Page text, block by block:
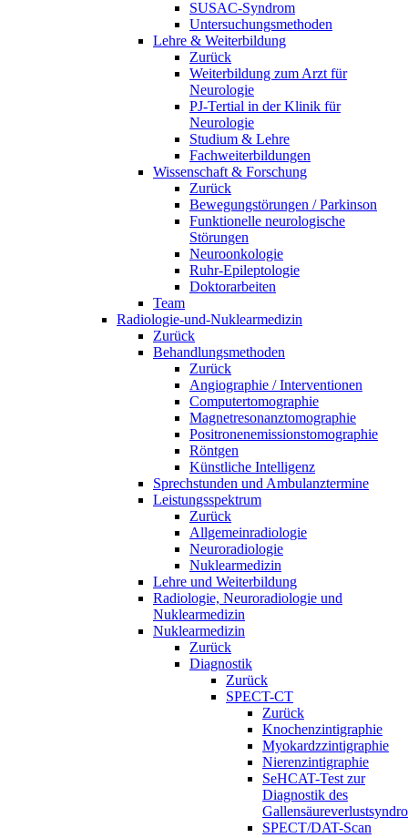
SUSAC-Syndrom
Untersuchungsmethoden
Lehre & Weiterbildung
Zurück
Weiterbildung zum Arzt für
Neurologie
PJ-Tertial in der Klinik für
Neurologie
Studium & Lehre
Fachweiterbildungen
Wissenschaft & Forschung
Zurück
Bewegungstörungen / Parkinson
Funktionelle neurologische
Störungen
Neuroonkologie
Ruhr-Epileptologie
Doktorarbeiten
Team
Radiologie-und-Nuklearmedizin
Zurück
Behandlungsmethoden
Zurück
Angiographie / Interventionen
Computertomographie
Magnetresonanztomographie
Positronenemissionstomographie
Röntgen
Künstliche Intelligenz
Sprechstunden und Ambulanztermine
Leistungsspektrum
Zurück
Allgemeinradiologie
Neuroradiologie
Nuklearmedizin
Lehre und Weiterbildung
Radiologie, Neuroradiologie und
Nuklearmedizin
Nuklearmedizin
Zurück
Diagnostik
Zurück
SPECT-CT
Zurück
Knochenzintigraphie
Myokardzzintigraphie
Nierenzintigraphie
SeHCAT-Test zur
Diagnostik des
SPECT/DAT-Scan